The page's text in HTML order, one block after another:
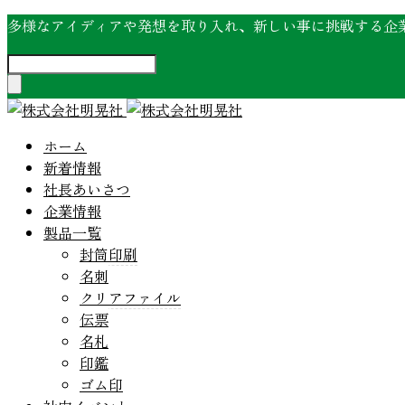
多様なアイディアや発想を取り入れ、新しい事に挑戦する企
ホーム
新着情報
社長あいさつ
企業情報
製品一覧
封筒印刷
名刺
クリアファイル
伝票
名札
印鑑
ゴム印